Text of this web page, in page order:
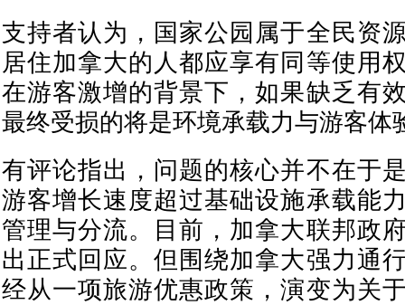
支持者认为，国家公园属于全民资
居住加拿大的人都应享有同等使用
在游客激增的背景下，如果缺乏有
最终受损的将是环境承载力与游客体
有评论指出，问题的核心并不在于
游客增长速度超过基础设施承载能
管理与分流。目前，加拿大联邦政
出正式回应。但围绕加拿大强力通
经从一项旅游优惠政策，演变为关